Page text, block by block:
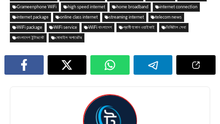
Grameenphone WiFi high speed internet home broadband internet connection
internet package online class internet streaming internet telecom news
WiFi package WiFi service WiFi বাংলাদেশ গ্রামীণফোন ওয়াইফাই ডিজিটাল সেবা
বাংলাদেশ ইন্টারনেট মোবাইল অপারেটর